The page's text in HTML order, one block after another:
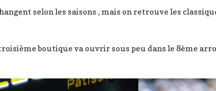
selon les saisons , mais on retrouve les
boutique va ouvrir sous peu dans le 8ème